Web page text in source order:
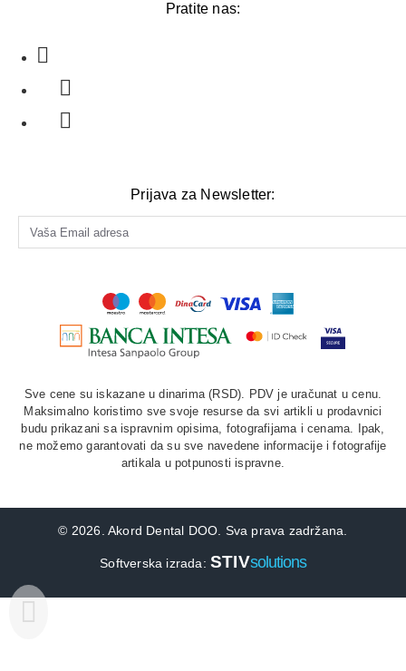
Pratite nas:
Prijava za Newsletter:
Sve cene su iskazane u dinarima (RSD). PDV je uračunat u cenu.
Maksimalno koristimo sve svoje resurse da svi artikli u prodavnici
budu prikazani sa ispravnim opisima, fotografijama i cenama. Ipak,
ne možemo garantovati da su sve navedene informacije i fotografije
artikala u potpunosti ispravne.
© 2026. Akord Dental DOO. Sva prava zadržana.
Softverska izrada: STIVsolutions